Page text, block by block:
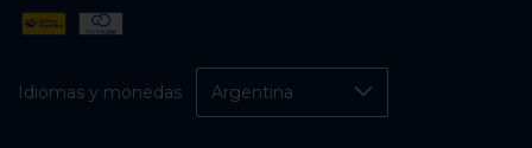
Idiomas y monedas